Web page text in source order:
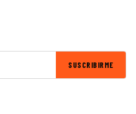
SUSCRIBIRME